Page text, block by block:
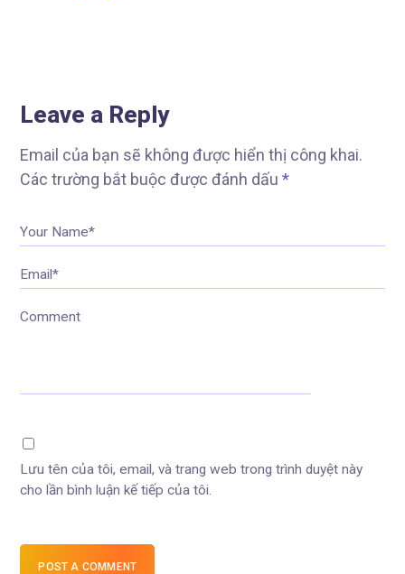
Leave a Reply
Email của bạn sẽ không được hiển thị công khai.
Các trường bắt buộc được đánh dấu*
Your Name*
Email*
Comment
Lưu tên của tôi, email, và trang web trong trình duyệt này
cho lần bình luận kế tiếp của tôi.
POST A COMMENT